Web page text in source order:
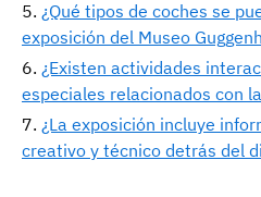
¿Qué tipos de coches se
exposición del Museo
¿Existen actividades
especiales relacionados con
¿La exposición incluye
creativo y técnico detrás del